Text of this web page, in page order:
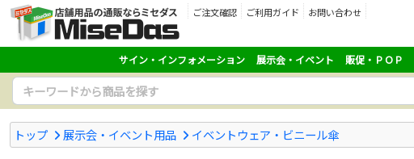
ご注文確認 ご利用ガイド
お問い合わせ
サイン・インフォメーション 展示会・イベント 販促・ＰＯＰ
トップ 展示会・イベント用品 イベントウェア・ビニール傘